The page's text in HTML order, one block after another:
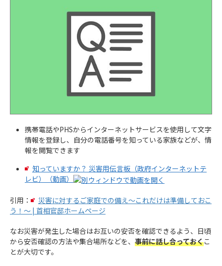
携帯電話やPHSからインターネットサービスを使用して文字
情報を登録し、自分の電話番号を知っている家族などが、情
報を閲覧できます
知っていますか？ 災害用伝言板（政府インターネットテ
レビ）（動画）
引用：
災害に対するご家庭での備え～これだけは準備しておこ
う！～ | 首相官邸ホームページ
なお災害が発生した場合はお互いの安否を確認できるよう、日頃
から安否確認の方法や集合場所などを、 事前に話し合っておくこ
とが大切です。